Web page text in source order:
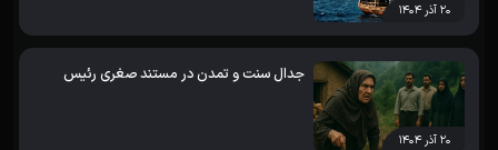
۲۰ آذر ۱۴۰۴
۲۰ آذر ۱۴۰۴
جدال سنت و تمدن در مستند صغری رئیس